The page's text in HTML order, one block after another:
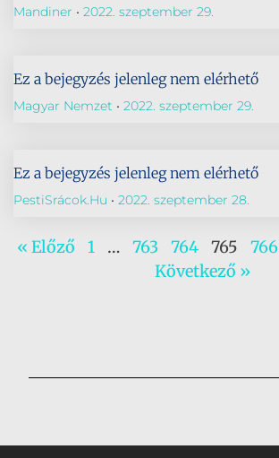
Mandiner 2022. szeptember 29.
Ez a bejegyzés jelenleg nem elérhető
Magyar Nemzet 2022. szeptember 29.
Ez a bejegyzés jelenleg nem elérhető
PestiSrácok.hu 2022. szeptember 28.
« Előző 1 … 763 764 765 766
Következő »